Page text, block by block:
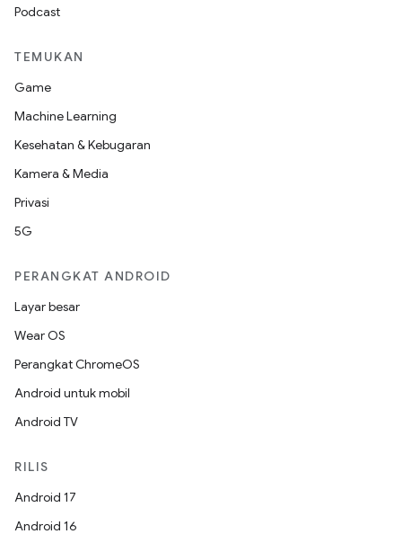
Podcast
TEMUKAN
Game
Machine Learning
Kesehatan & Kebugaran
Kamera & Media
Privasi
5G
PERANGKAT ANDROID
Layar besar
Wear OS
Perangkat ChromeOS
Android untuk mobil
Android TV
RILIS
Android 17
Android 16